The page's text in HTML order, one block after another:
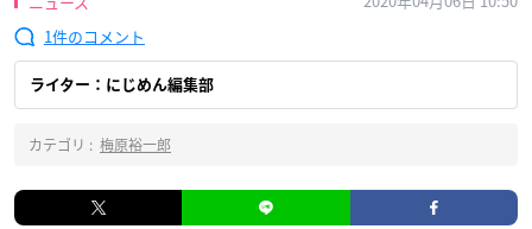
1
ライター：にじめん編集部
カテゴリ : 梅原裕一郎